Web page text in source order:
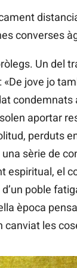
converses
Un del
jove jo
aportar
perduts
sèrie de
espiritual, el
poble
època
les